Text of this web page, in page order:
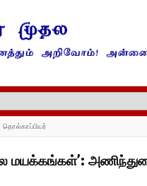
தொல்காப்பியர்
மயக்கங்கள்’: